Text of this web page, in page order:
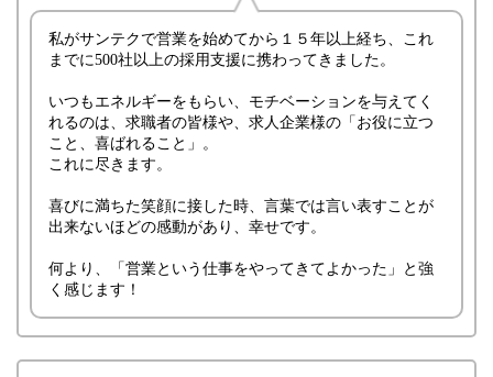
私がサンテクで営業を始めてから１５年以上経ち、これ
までに500社以上の採用支援に携わってきました。
いつもエネルギーをもらい、モチベーションを与えてく
れるのは、求職者の皆様や、求人企業様の「お役に立つ
こと、喜ばれること」。
これに尽きます。
喜びに満ちた笑顔に接した時、言葉では言い表すことが
出来ないほどの感動があり、幸せです。
何より、「営業という仕事をやってきてよかった」と強
く感じます！